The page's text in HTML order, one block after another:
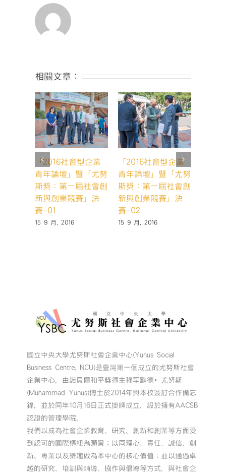
業
競
賽」
決
賽-19〉
中
相關文章：
「2016社會型企業
青年論壇」暨「尤努
斯獎：第一屆社會創
新與創業競賽」決
賽-01
15 9 月, 2016
「2016社會型企業
青年論壇」暨「尤努
斯獎：第一屆社會創
新與創業競賽」決
賽-02
15 9 月, 2016
國立中央大學尤努斯社會企業中心(Yunus Social
Business Centre, NCU)是臺灣第一個成立的尤努斯社會
企業中心，由諾貝爾和平獎得主穆罕默德•尤努斯
(Muhammad Yunus)博士於2014年與本校簽訂合作備忘
錄，並於同年10月16日正式掛牌成立，設於擁有AACSB
認證的管理學院。
我們以成為社會企業教育、研究、創新和創業等方面受
到認可的國際樞紐為願景；以同理心、責任、誠信、創
新、專業以及樂趣做為本中心的核心價值；並以通過卓
越的研究、培訓與輔導、協作與倡導等方式，與社會企